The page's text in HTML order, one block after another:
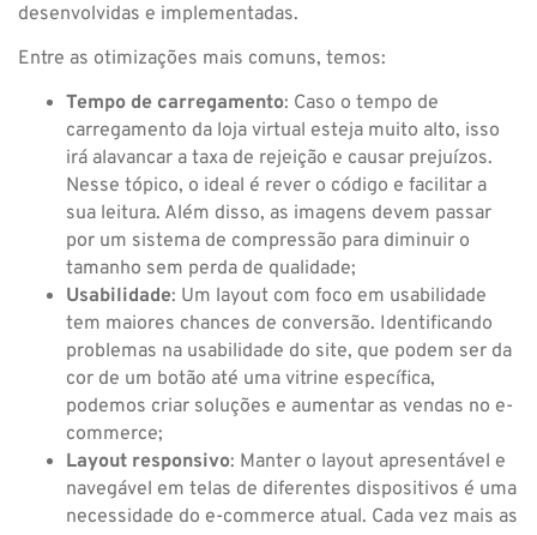
desenvolvidas e implementadas.
Entre as otimizações mais comuns, temos:
Tempo de carregamento: Caso o tempo de
carregamento da loja virtual esteja muito alto, isso
irá alavancar a taxa de rejeição e causar prejuízos.
Nesse tópico, o ideal é rever o código e facilitar a
sua leitura. Além disso, as imagens devem passar
por um sistema de compressão para diminuir o
tamanho sem perda de qualidade;
Usabilidade: Um layout com foco em usabilidade
tem maiores chances de conversão. Identificando
problemas na usabilidade do site, que podem ser da
cor de um botão até uma vitrine específica,
podemos criar soluções e aumentar as vendas no e-
commerce;
Layout responsivo: Manter o layout apresentável e
navegável em telas de diferentes dispositivos é uma
necessidade do e-commerce atual. Cada vez mais as